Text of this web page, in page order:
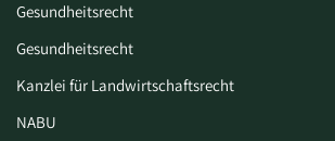
Gesundheitsrecht
Gesundheitsrecht
Kanzlei für Landwirtschaftsrecht
NABU